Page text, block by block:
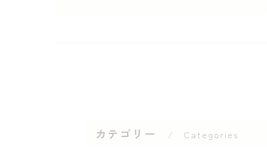
カテゴリー Categories